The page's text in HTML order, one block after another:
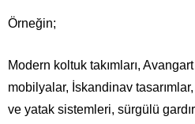
Örneğin;
Modern koltuk takımları,
mobilyalar, İskandinav
ve yatak sistemleri, sürgülü